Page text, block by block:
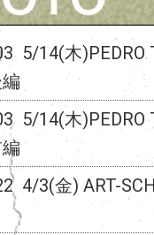
5/14(木)PEDRO
5/14(木)PEDRO
4/3(金) ART-